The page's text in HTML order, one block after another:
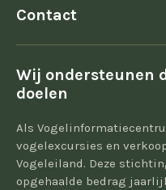
Contact
Wij ondersteunen
doelen
Als
vogelexcursies en
Vogeleiland. Deze
opgehaalde bedrag